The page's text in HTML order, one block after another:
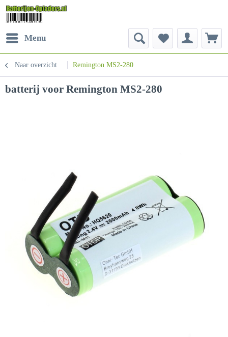
Menu
Naar overzicht Remington MS2-280
batterij voor Remington MS2-280